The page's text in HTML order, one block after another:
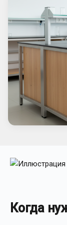
Когда